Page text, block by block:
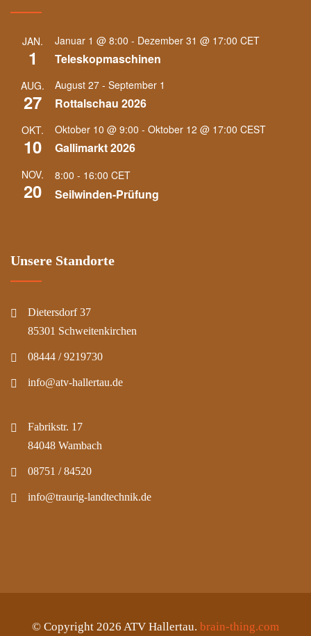
JAN.
1
Januar 1 @ 8:00 - Dezember 31 @ 17:00 CET
Teleskopmaschinen
AUG.
27
August 27 - September 1
Rottalschau 2026
OKT.
10
Oktober 10 @ 9:00 - Oktober 12 @ 17:00 CEST
Gallimarkt 2026
NOV.
20
8:00 - 16:00 CET
Seilwinden-Prüfung
Unsere Standorte
Dietersdorf 37
85301 Schweitenkirchen
08444 / 9219730
info@atv-hallertau.de
Fabrikstr. 17
84048 Wambach
08751 / 84520
info@traurig-landtechnik.de
© Copyright 2026 ATV Hallertau. brain-thing.com